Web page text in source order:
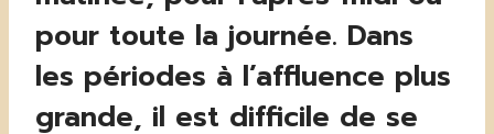
pour toute la journée. Dans
les périodes à l’affluence plus
grande, il est difficile de se